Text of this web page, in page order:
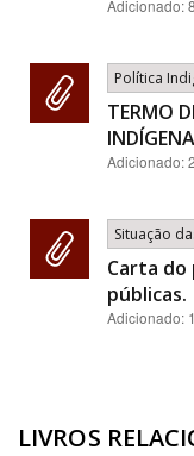
Adicionado:
Política
TERMO
Adicionado:
Situação
Carta do
públicas.
Adicionado:
LIVROS